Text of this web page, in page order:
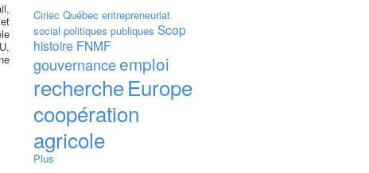
Ciriec Québec entrepreneuriat
social politiques publiques Scop
histoire FNMF
gouvernanceemploi
rechercheEurope
coopération
agricole
Plus